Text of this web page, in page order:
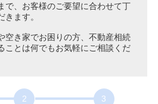
で、お客様のご要望に合わせて丁
ます。
空き家でお困りの方、不動産相続
ことは何でもお気軽にご相談くだ
2
3